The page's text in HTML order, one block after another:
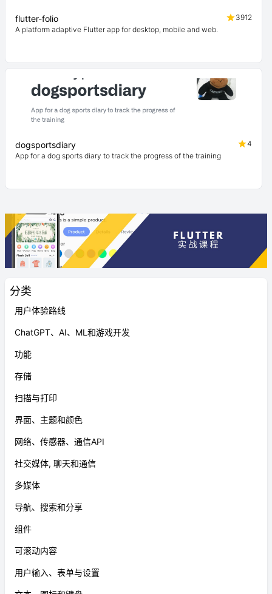
分类
用户体验路线
ChatGPT、AI、ML和游戏开发
功能
存储
扫描与打印
界面、主题和颜色
网络、传感器、通信API
社交媒体, 聊天和通信
多媒体
导航、搜索和分享
组件
可滚动内容
用户输入、表单与设置
flutter-folio
3912
A platform adaptive Flutter app for desktop, mobile and web.
dogsportsdiary
4
App for a dog sports diary to track the progress of the training